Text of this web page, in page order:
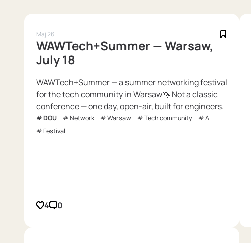
Maj 26
WAWTech+Summer — Warsaw,
July 18
WAWTech+Summer — a summer networking festival
for the tech community in Warsaw🦄 Not a classic
conference — one day, open-air, built for engineers.
DOU Network Warsaw Tech community
AI
Festival
4 0